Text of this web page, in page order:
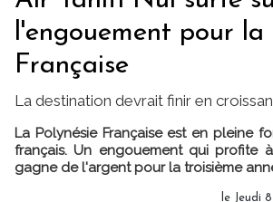
l'engouement pour la
Française
La destination devrait finir en
La Polynésie Française est en pleine
français. Un engouement qui profite
gagne de l'argent pour la troisième
le Jeudi